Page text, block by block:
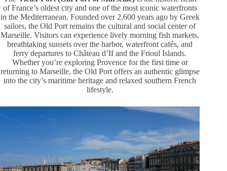
of France’s oldest city and one of the most iconic waterfronts
in the Mediterranean. Founded over 2,600 years ago by Greek
sailors, the Old Port remains the cultural and social center of
Marseille. Visitors can experience lively morning fish markets,
breathtaking sunsets over the harbor, waterfront cafés, and
ferry departures to Château d’If and the Frioul Islands.
Whether you’re exploring Provence for the first time or
returning to Marseille, the Old Port offers an authentic glimpse
into the city’s maritime heritage and relaxed southern French
lifestyle.